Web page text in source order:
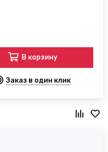
В корзину
Заказ в один клик